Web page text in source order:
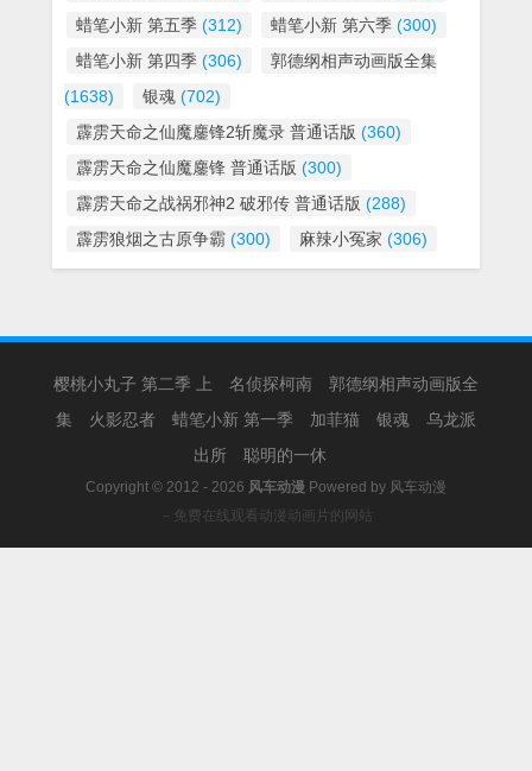
蜡笔小新 第五季 (312) 蜡笔小新 第六季 (300)
蜡笔小新 第四季 (306)
郭德纲相声动画版全集
(1638)
银魂 (702)
霹雳天命之仙魔鏖锋2斩魔录 普通话版 (360)
霹雳天命之仙魔鏖锋 普通话版 (300)
霹雳天命之战祸邪神2 破邪传 普通话版 (288)
霹雳狼烟之古原争霸 (300) 麻辣小冤家 (306)
樱桃小丸子 第二季 上 名侦探柯南
郭德纲相声动画版全
集
火影忍者 蜡笔小新 第一季 加菲猫 银魂
乌龙派
出所
聪明的一休
Copyright © 2012 - 2026 风车动漫 Powered by 风车动漫
－免费在线观看动漫动画片的网站